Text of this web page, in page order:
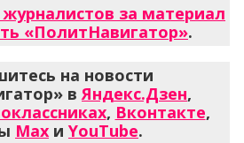
за материал
«ПолитНавигатор».
на новости
вЯндекс.Дзен,
, Вконтакте,
Max и YouTube.